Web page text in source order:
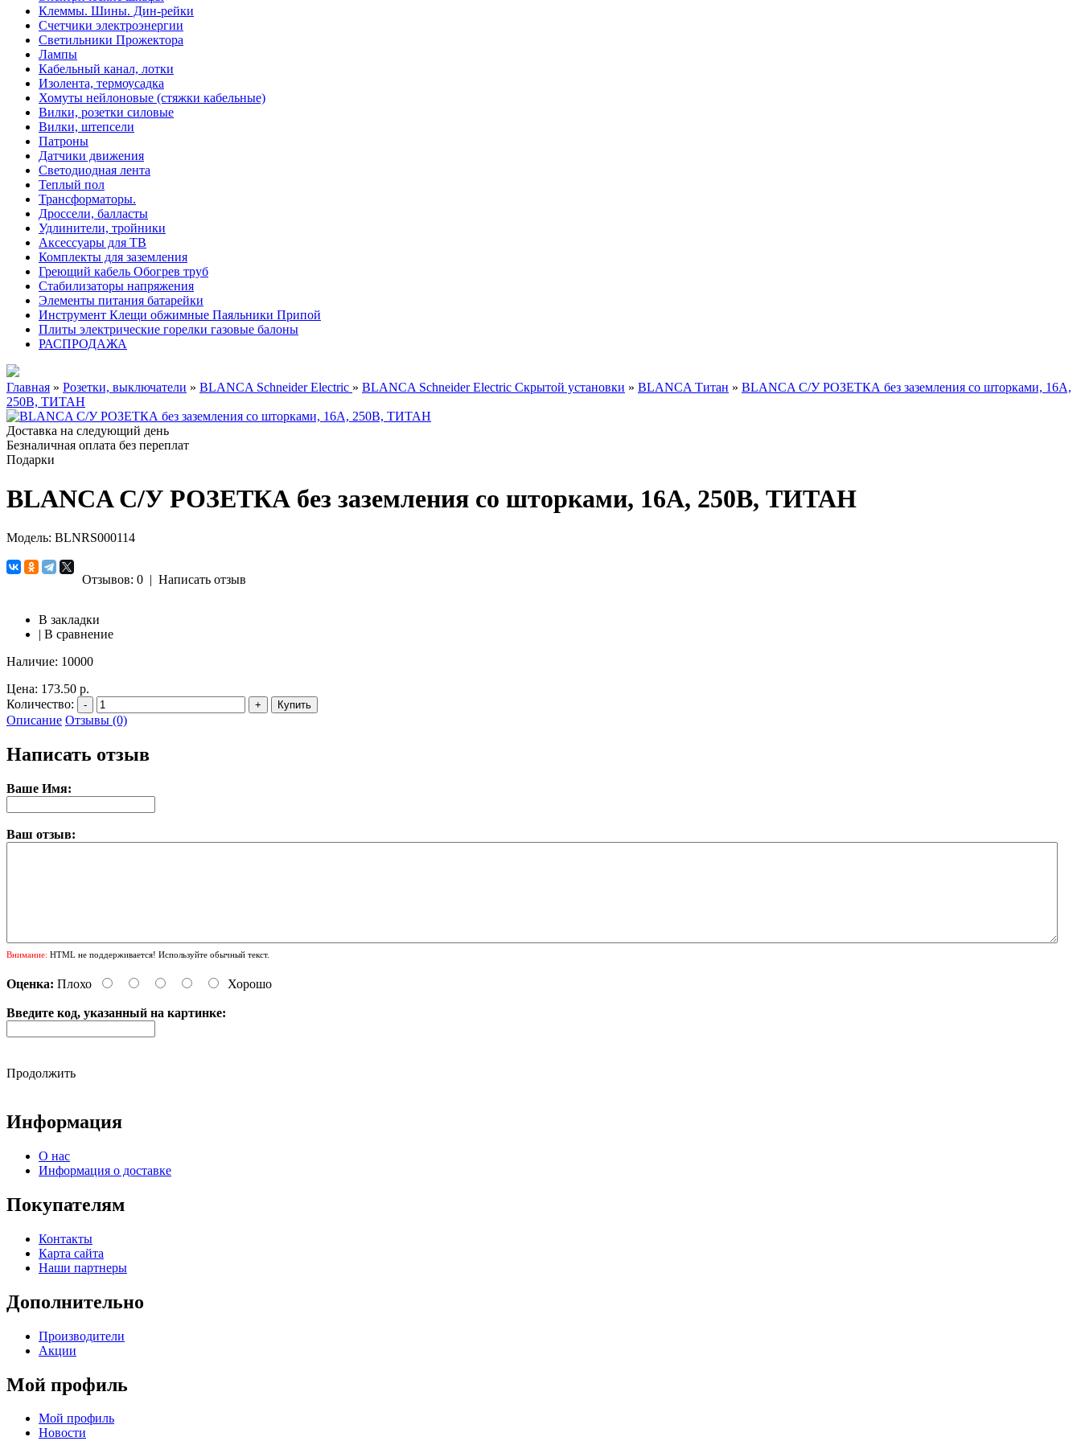
Клеммы. Шины. Дин-рейки
Счетчики электроэнергии
Светильники Прожектора
Лампы
Кабельный канал, лотки
Изолента, термоусадка
Хомуты нейлоновые (стяжки кабельные)
Вилки, розетки силовые
Вилки, штепсели
Патроны
Датчики движения
Светодиодная лента
Теплый пол
Трансформаторы.
Дроссели, балласты
Удлинители, тройники
Аксессуары для ТВ
Комплекты для заземления
Греющий кабель Обогрев труб
Стабилизаторы напряжения
Элементы питания батарейки
Инструмент Клещи обжимные Паяльники Припой
Плиты электрические горелки газовые балоны
РАСПРОДАЖА
Главная » Розетки, выключатели » BLANCA Schneider Electric » BLANCA Schneider Electric Скрытой установки » BLANCA Титан » BLANCA С/У РОЗЕТКА без заземления со шторками, 16А,
250В, ТИТАН
Доставка на следующий день
Безналичная оплата без переплат
Подарки
BLANCA С/У РОЗЕТКА без заземления со шторками, 16А, 250В, ТИТАН
Модель: BLNRS000114
Отзывов: 0 | Написать отзыв
В закладки
| В сравнение
Наличие: 10000
Цена: 173.50 р.
Количество:
- + Купить
Описание Отзывы (0)
Написать отзыв
Ваше Имя:
Ваш отзыв:
Внимание: HTML не поддерживается! Используйте обычный текст.
Оценка: Плохо Хорошо
Введите код, указанный на картинке:
Продолжить
Информация
О нас
Информация о доставке
Покупателям
Контакты
Карта сайта
Наши партнеры
Дополнительно
Производители
Акции
Мой профиль
Мой профиль
Новости